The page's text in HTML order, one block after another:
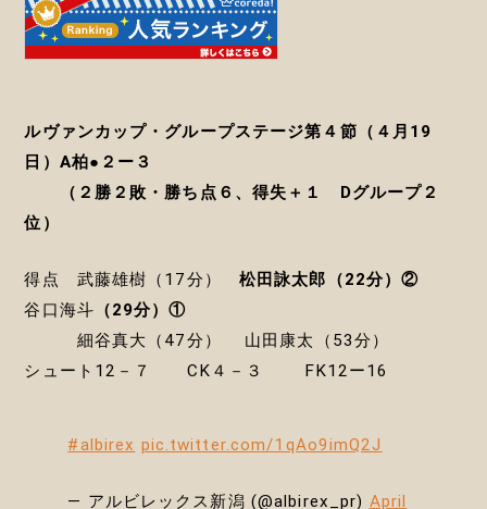
ルヴァンカップ・グループステージ第４節（４月19
日）A柏●２ー３
（２勝２敗・勝ち点６、得失＋１ Dグループ２
位）
得点 武藤雄樹（17分） 松田詠太郎（22分）②
谷口海斗 （29分）①
細谷真大（47分） 山田康太（53分）
シュート12－７ CK４－３ FK12ー16
#albirex pic.twitter.com/1qAo9imQ2J
— アルビレックス新潟 (@albirex_pr) April